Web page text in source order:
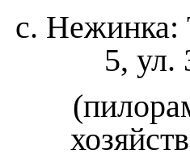
с. Нежинка:
5,